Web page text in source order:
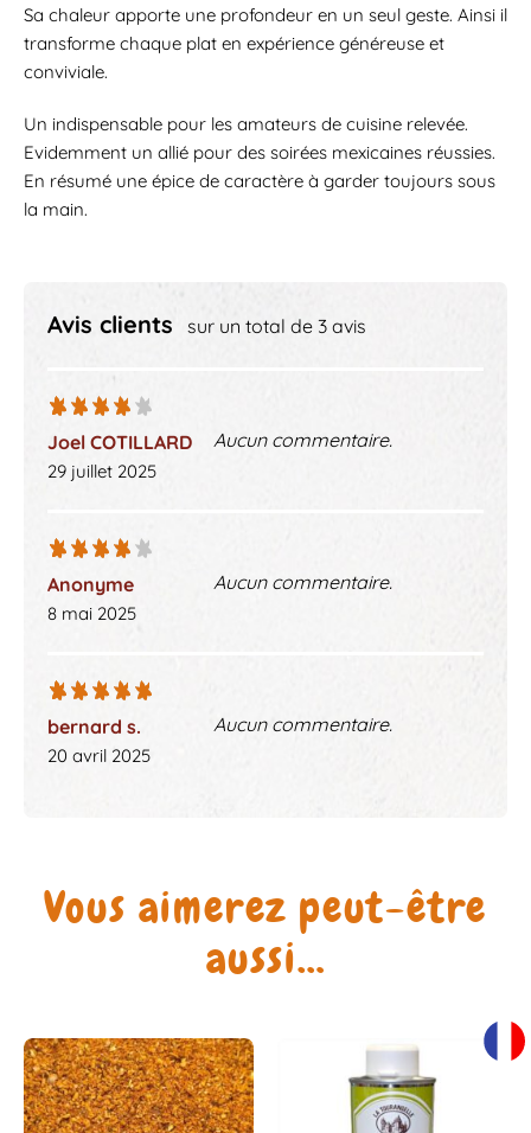
Sa chaleur apporte une profondeur en un seul geste. Ainsi il
transforme chaque plat en expérience généreuse et
conviviale.
Un indispensable pour les amateurs de cuisine relevée.
Evidemment un allié pour des soirées mexicaines réussies.
En résumé une épice de caractère à garder toujours sous
la main.
Avis clients sur un total de 3 avis
Joel COTILLARD
29 juillet 2025
Aucun commentaire.
Anonyme
8 mai 2025
Aucun commentaire.
bernard s.
20 avril 2025
Aucun commentaire.
Vous aimerez peut-être
aussi…